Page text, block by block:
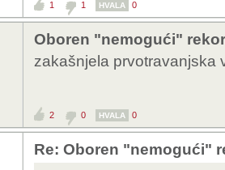
1 1 HVALA 0
Oboren "nemogući"
zakašnjela prvotravanjska
2 0 HVALA 0
Re: Oboren "nemogući"